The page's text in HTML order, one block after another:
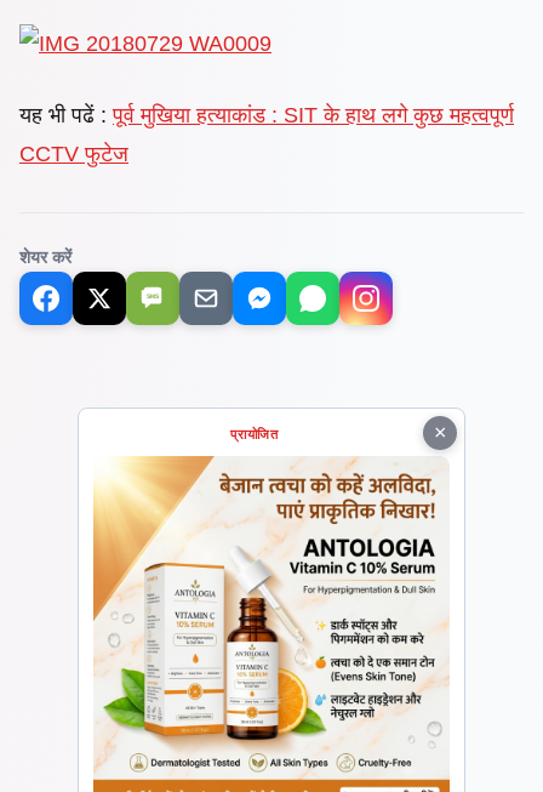
यह भी पढें :पूर्व मुखिया हत्याकांड : SIT के हाथ लगे कुछ महत्वपूर्ण
CCTV फुटेज
शेयर करें
SMS
×
प्रायोजित